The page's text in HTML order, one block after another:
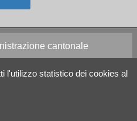
l'utilizzo statistico dei cookies al
cantonale
Social media